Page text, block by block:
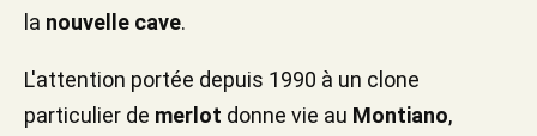
la nouvelle cave.
L'attention portée depuis 1990 à un clone
particulier de merlot donne vie au Montiano,